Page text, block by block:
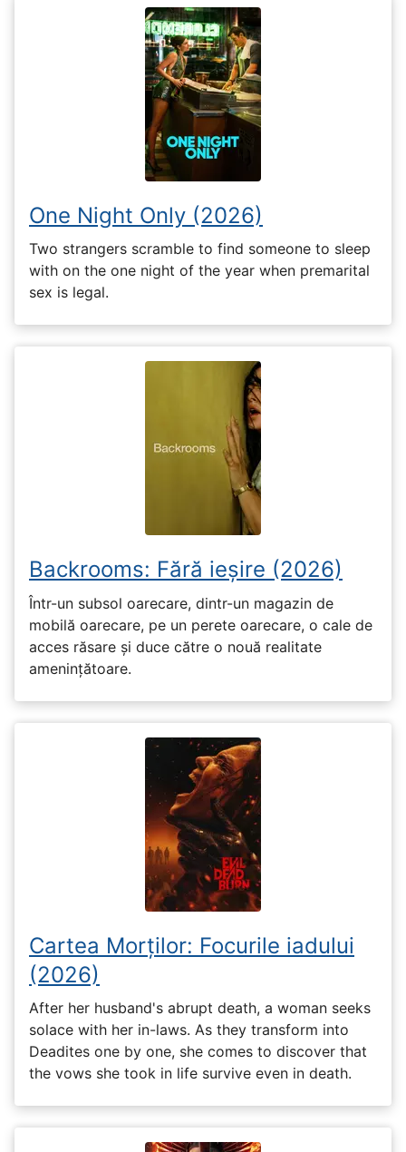
One Night Only (2026)
Two strangers scramble to find someone to sleep
with on the one night of the year when premarital
sex is legal.
Backrooms: Fără ieșire (2026)
Într-un subsol oarecare, dintr-un magazin de
mobilă oarecare, pe un perete oarecare, o cale de
acces răsare și duce către o nouă realitate
amenințătoare.
Cartea Morților: Focurile iadului
(2026)
After her husband's abrupt death, a woman seeks
solace with her in-laws. As they transform into
Deadites one by one, she comes to discover that
the vows she took in life survive even in death.